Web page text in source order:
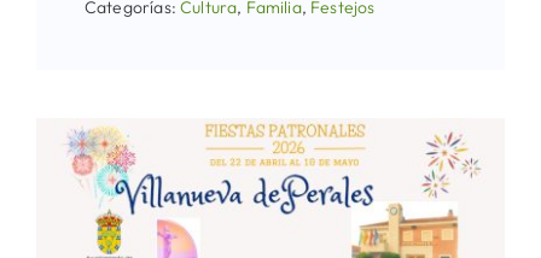
Categorías:Cultura, Familia, Festejos